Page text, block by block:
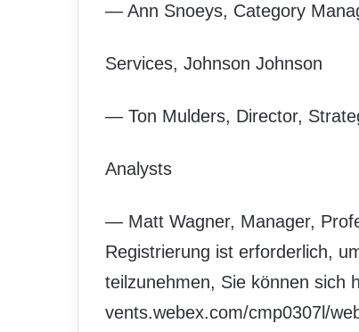
— Ann Snoeys, Category
Services, Johnson Johnson
— Ton Mulders, Director,
Analysts
— Matt Wagner, Manager,
Registrierung ist erforderlich,
teilzunehmen, Sie können sich
vents.webex.com/cmp0307l/